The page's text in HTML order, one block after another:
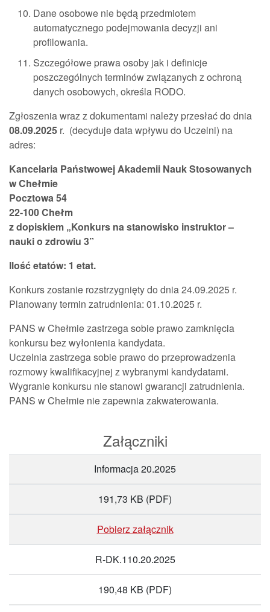
Dane osobowe nie będą przedmiotem
automatycznego podejmowania decyzji ani
profilowania.
Szczegółowe prawa osoby jak i definicje
poszczególnych terminów związanych z ochroną
danych osobowych, określa RODO.
Zgłoszenia wraz z dokumentami należy przesłać do dnia
08.09.2025 r. (decyduje data wpływu do Uczelni) na
adres:
Kancelaria Państwowej Akademii Nauk Stosowanych
w Chełmie
Pocztowa 54
22-100 Chełm
z dopiskiem „Konkurs na stanowisko instruktor –
nauki o zdrowiu 3”
Ilość etatów: 1 etat.
Konkurs zostanie rozstrzygnięty do dnia 24.09.2025 r.
Planowany termin zatrudnienia: 01.10.2025 r.
PANS w Chełmie zastrzega sobie prawo zamknięcia
konkursu bez wyłonienia kandydata.
Uczelnia zastrzega sobie prawo do przeprowadzenia
rozmowy kwalifikacyjnej z wybranymi kandydatami.
Wygranie konkursu nie stanowi gwarancji zatrudnienia.
PANS w Chełmie nie zapewnia zakwaterowania.
Załączniki
Informacja 20.2025
191,73 KB (PDF)
Pobierz załącznik
R-DK.110.20.2025
190,48 KB (PDF)